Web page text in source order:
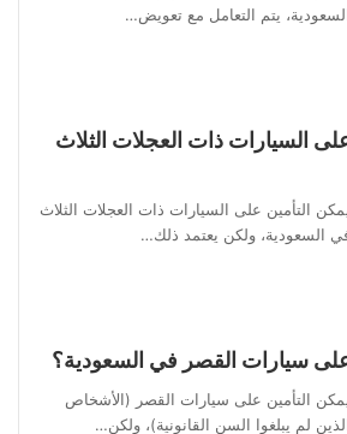
يتم التعامل مع تعويض…
السيارات ذات العجلات الثلاث
التأمين على السيارات ذات العجلات الثلاث
السعودية، ولكن يعتمد ذلك…
سيارات القصر في السعودية؟
التأمين على سيارات القصر (الأشخاص
لم يبلغوا السن القانونية)، ولكن…